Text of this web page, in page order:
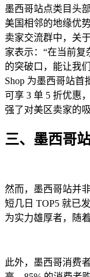
墨西哥站点类目头
美国相邻的地缘优
卖家交流群中，关
家表示：“在当前
的突破口，能让我
Shop 为墨西哥站首
可享 3 单 5 折优惠
强了对美区卖家的吸
三、墨西哥
然而，墨西哥站并
短几日 TOP5 就已
为实力雄厚者，随
此外，墨西哥消费